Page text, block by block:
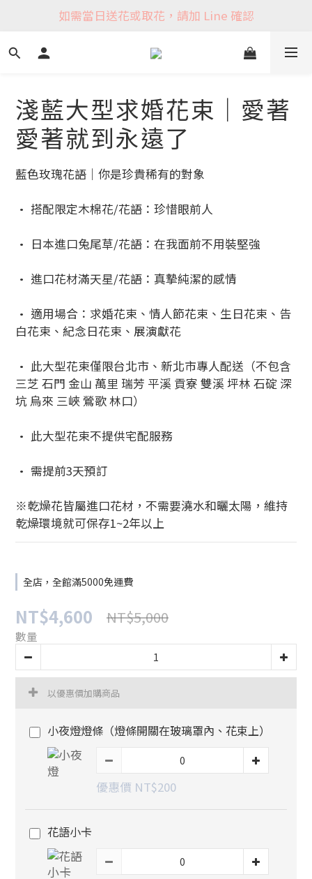
如需當日送花或取花，請加 Line 確認
淺藍大型求婚花束｜愛著
愛著就到永遠了
藍色玫瑰花語｜你是珍貴稀有的對象
• 搭配限定木棉花/花語：珍惜眼前人
• 日本進口兔尾草/花語：在我面前不用裝堅強
• 進口花材滿天星/花語：真摯純潔的感情
• 適用場合：求婚花束、情人節花束、生日花束、告
白花束、紀念日花束、展演獻花
• 此大型花束僅限台北市、新北市專人配送（不包含
三芝 石門 金山 萬里 瑞芳 平溪 貢寮 雙溪 坪林 石碇 深
坑 烏來 三峽 鶯歌 林口）
• 此大型花束不提供宅配服務
• 需提前3天預訂
※乾燥花皆屬進口花材，不需要澆水和曬太陽，維持
乾燥環境就可保存1~2年以上
全店，全館滿5000免運費
NT$4,600 NT$5,000
數量
以優惠價加購商品
小夜燈燈條（燈條開關在玻璃罩內、花束上）
優惠價 NT$200
花語小卡